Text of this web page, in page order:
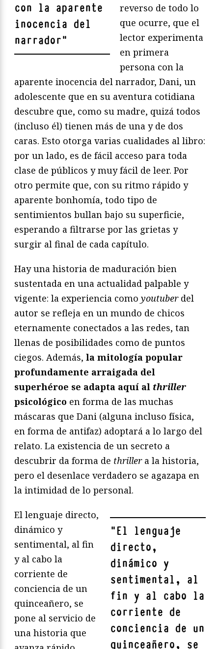
con la aparente
inocencia del
narrador"
reverso de todo lo
que ocurre, que el
lector experimenta
en primera
persona con la
aparente inocencia del narrador, Dani, un
adolescente que en su aventura cotidiana
descubre que, como su madre, quizá todos
(incluso él) tienen más de una y de dos
caras. Esto otorga varias cualidades al libro:
por un lado, es de fácil acceso para toda
clase de públicos y muy fácil de leer. Por
otro permite que, con su ritmo rápido y
aparente bonhomía, todo tipo de
sentimientos bullan bajo su superficie,
esperando a filtrarse por las grietas y
surgir al final de cada capítulo.
Hay una historia de maduración bien
sustentada en una actualidad palpable y
vigente: la experiencia como youtuberdel
autor se refleja en un mundo de chicos
eternamente conectados a las redes, tan
llenas de posibilidades como de puntos
ciegos. Además, la mitología popular
profundamente arraigada del
superhéroe se adapta aquí al thriller
psicológico en forma de las muchas
máscaras que Dani (alguna incluso física,
en forma de antifaz) adoptará a lo largo del
relato. La existencia de un secreto a
descubrir da forma de thrillera la historia,
pero el desenlace verdadero se agazapa en
la intimidad de lo personal.
"El lenguaje
directo,
dinámico y
sentimental, al
fin y al cabo la
corriente de
conciencia de un
quinceañero, se
El lenguaje directo,
dinámico y
sentimental, al fin
y al cabo la
corriente de
conciencia de un
quinceañero, se
pone al servicio de
una historia que